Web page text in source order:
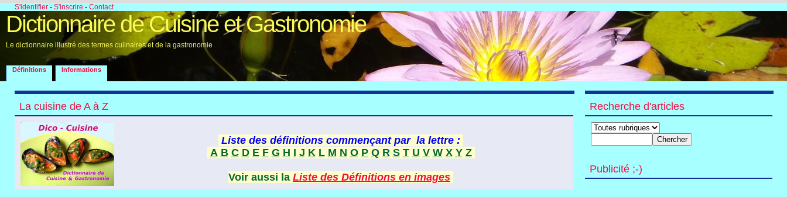
S'identifier - S'inscrire - Contact
Dictionnaire de Cuisine et Gastronomie
Le dictionnaire illustré des termes culinaires et de la gastronomie
Définitions Informations
La cuisine de A à Z
Liste des définitions commençant par la lettre :
A B C D E F G H I J K L M N O P Q R S T U V W X Y Z
Voir aussi la Liste des Définitions en images
Recherche d'articles
Publicité ;-)